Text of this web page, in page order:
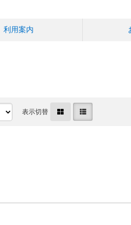
利用案内
表示切替